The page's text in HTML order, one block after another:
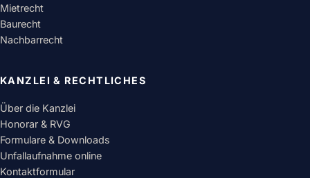
Mietrecht
Baurecht
Nachbarrecht
KANZLEI & RECHTLICHES
Über die Kanzlei
Honorar & RVG
Formulare & Downloads
Unfallaufnahme online
Kontaktformular